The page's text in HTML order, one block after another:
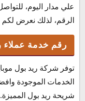
مواعيد عمل
علي مدار اليوم،
الرقم، لذلك نعرض لكم
رقم خدمة عملاء
توفر شركة ريد بول
الخدمات الموجودة
شريحة ريد بول المميزة.